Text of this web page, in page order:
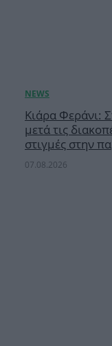
Κιάρα Φεράνι:
μετά τις
στιγμές στην
07.08.2026